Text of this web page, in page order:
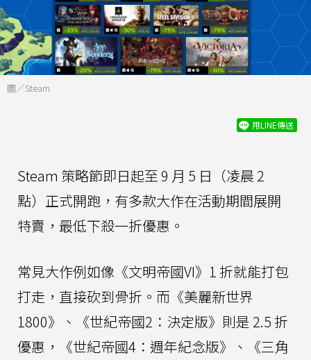
圖／Steam
用LINE傳送
Steam 策略節即日起至 9 月 5 日（凌晨 2
點）正式開跑，有多款大作在活動期間展開
特賣，最低下殺一折優惠。
常見大作例如像《文明帝國VI》1 折就能打包
打走，直接砍到骨折。而《美麗新世界
1800》、《世紀帝國2：決定版》則是 2.5 折
優惠，《世紀帝國4：週年紀念版》、《三角